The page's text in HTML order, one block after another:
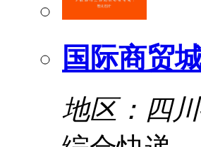
国际商贸
地区：四